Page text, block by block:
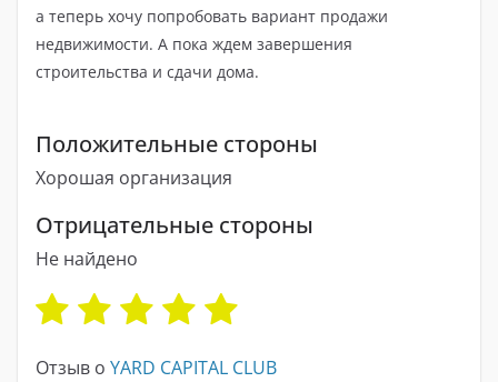
а теперь хочу попробовать вариант продажи
недвижимости. А пока ждем завершения
строительства и сдачи дома.
Положительные стороны
Хорошая организация
Отрицательные стороны
Не найдено
Отзыв о YARD CAPITAL CLUB